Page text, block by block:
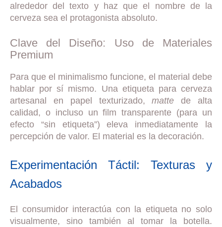
alrededor del texto y haz que el nombre de la
cerveza sea el protagonista absoluto.
Clave del Diseño: Uso de Materiales
Premium
Para que el minimalismo funcione, el material debe
hablar por sí mismo. Una etiqueta para cerveza
artesanal en papel texturizado,matte de alta
calidad, o incluso un film transparente (para un
efecto “sin etiqueta”) eleva inmediatamente la
percepción de valor. El material es la decoración.
Experimentación Táctil: Texturas y
Acabados
El consumidor interactúa con la etiqueta no solo
visualmente, sino también al tomar la botella.